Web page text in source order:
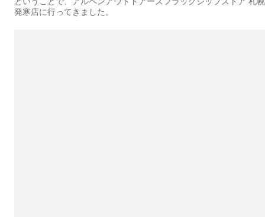
発寒店に行ってきました。